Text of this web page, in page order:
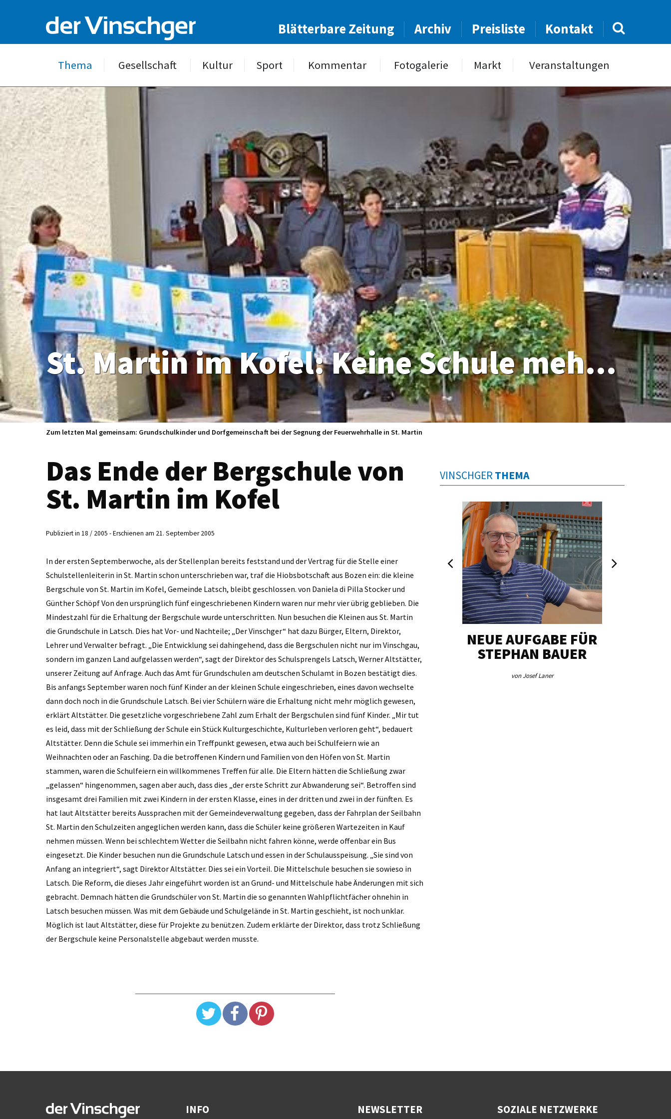
Blätterbare Zeitung Archiv Preisliste Kontakt
Thema Gesellschaft Kultur Sport Kommentar Fotogalerie Markt Veranstaltungen
St. Martin im Kofel: Keine Schule mehr im Dorf
Zum letzten Mal gemeinsam: Grundschulkinder und Dorfgemeinschaft bei der Segnung der Feuerwehrhalle in St. Martin
Das Ende der Bergschule von
St. Martin im Kofel
Publiziert in 18 / 2005 - Erschienen am 21. September 2005
In der ersten Septemberwoche, als der Stellenplan bereits feststand und der Vertrag für die Stelle einer
Schulstellenleiterin in St. Martin schon unterschrieben war, traf die Hiobsbotschaft aus Bozen ein: die kleine
Bergschule von St. Martin im Kofel, Gemeinde Latsch, bleibt geschlossen. von Daniela di Pilla Stocker und
Günther Schöpf Von den ursprünglich fünf eingeschriebenen Kindern waren nur mehr vier übrig geblieben. Die
Mindestzahl für die Erhaltung der Bergschule wurde unterschritten. Nun besuchen die Kleinen aus St. Martin
die Grundschule in Latsch. Dies hat Vor- und Nachteile; „Der Vinschger“ hat dazu Bürger, Eltern, Direktor,
Lehrer und Verwalter befragt. „Die Entwicklung sei dahingehend, dass die Bergschulen nicht nur im Vinschgau,
sondern im ganzen Land aufgelassen werden“, sagt der Direktor des Schulsprengels Latsch, Werner Altstätter,
unserer Zeitung auf Anfrage. Auch das Amt für Grundschulen am deutschen Schulamt in Bozen bestätigt dies.
Bis anfangs September waren noch fünf Kinder an der kleinen Schule eingeschrieben, eines davon wechselte
dann doch noch in die Grundschule Latsch. Bei vier Schülern wäre die Erhaltung nicht mehr möglich gewesen,
erklärt Altstätter. Die gesetzliche vorgeschriebene Zahl zum Erhalt der Bergschulen sind fünf Kinder. „Mir tut
es leid, dass mit der Schließung der Schule ein Stück Kulturgeschichte, Kulturleben verloren geht“, bedauert
Altstätter. Denn die Schule sei immerhin ein Treffpunkt gewesen, etwa auch bei Schulfeiern wie an
Weihnachten oder an Fasching. Da die betroffenen Kindern und Familien von den Höfen von St. Martin
stammen, waren die Schulfeiern ein willkommenes Treffen für alle. Die Eltern hätten die Schließung zwar
„gelassen“ hingenommen, sagen aber auch, dass dies „der erste Schritt zur Abwanderung sei“. Betroffen sind
insgesamt drei Familien mit zwei Kindern in der ersten Klasse, eines in der dritten und zwei in der fünften. Es
hat laut Altstätter bereits Aussprachen mit der Gemeindeverwaltung gegeben, dass der Fahrplan der Seilbahn
St. Martin den Schulzeiten angeglichen werden kann, dass die Schüler keine größeren Wartezeiten in Kauf
nehmen müssen. Wenn bei schlechtem Wetter die Seilbahn nicht fahren könne, werde offenbar ein Bus
eingesetzt. Die Kinder besuchen nun die Grundschule Latsch und essen in der Schulausspeisung. „Sie sind von
Anfang an integriert“, sagt Direktor Altstätter. Dies sei ein Vorteil. Die Mittelschule besuchen sie sowieso in
Latsch. Die Reform, die dieses Jahr eingeführt worden ist an Grund- und Mittelschule habe Änderungen mit sich
gebracht. Demnach hätten die Grundschüler von St. Martin die so genannten Wahlpflichtfächer ohnehin in
Latsch besuchen müssen. Was mit dem Gebäude und Schulgelände in St. Martin geschieht, ist noch unklar.
Möglich ist laut Altstätter, diese für Projekte zu benützen. Zudem erklärte der Direktor, dass trotz Schließung
der Bergschule keine Personalstelle abgebaut werden musste.
VINSCHGER THEMA
NEUE AUFGABE FÜR
STEPHAN BAUER
von Josef Laner
INFO NEWSLETTER SOZIALE NETZWERKE